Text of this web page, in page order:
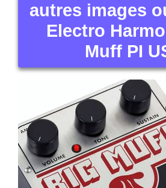
autres images
Electro
Muff PI